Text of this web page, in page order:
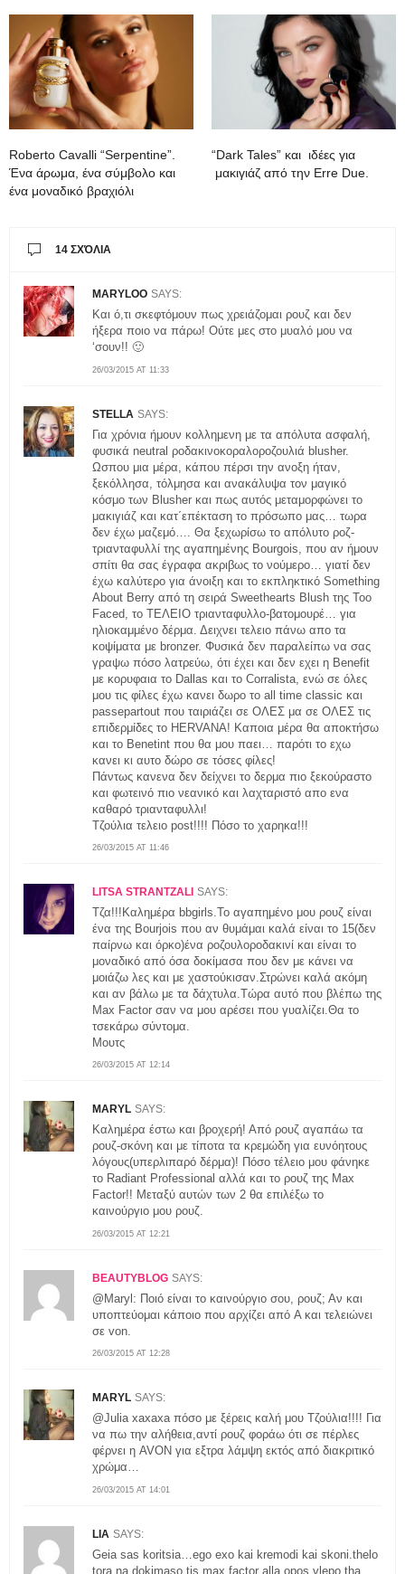
Roberto Cavalli “Serpentine”.
Ένα άρωμα, ένα σύμβολο και
ένα μοναδικό βραχιόλι
“Dark Tales” και ιδέες για
μακιγιάζ από την Erre Due.
14 ΣΧΌΛΙΑ
MARYLOO SAYS:
26/03/2015 AT 11:33
Και ό,τι σκεφτόμουν πως χρειάζομαι ρουζ και δεν
ήξερα ποιο να πάρω! Ούτε μες στο μυαλό μου να
‘σουν!! 🙂
STELLA SAYS:
26/03/2015 AT 11:46
Για χρόνια ήμουν κολλημενη με τα απόλυτα ασφαλή,
φυσικά neutral ροδακινοκοραλοροζουλιά blusher.
Ωσπου μια μέρα, κάπου πέρσι την ανοξη ήταν,
ξεκόλλησα, τόλμησα και ανακάλυψα τον μαγικό
κόσμο των Blusher και πως αυτός μεταμορφώνει το
μακιγιάζ και κατ΄επέκταση το πρόσωπο μας… τωρα
δεν έχω μαζεμό…. Θα ξεχωρίσω το απόλυτο ροζ-
τριανταφυλλί της αγαπημένης Bourgois, που αν ήμουν
σπίτι θα σας έγραφα ακριβως το νούμερο… γιατί δεν
έχω καλύτερο για άνοιξη και το εκπληκτικό Something
About Berry από τη σειρά Sweethearts Blush της Too
Faced, το ΤΕΛΕΙΟ τριανταφυλλο-βατομουρέ… για
ηλιοκαμμένο δέρμα. Δειχνει τελειο πάνω απο τα
κοψίματα με bronzer. Φυσικά δεν παραλείπω να σας
γραψω πόσο λατρεύω, ότι έχει και δεν εχει η Benefit
με κορυφαια το Dallas και το Corralista, ενώ σε όλες
μου τις φίλες έχω κανει δωρο το all time classic και
passepartout που ταιριάζει σε ΟΛΕΣ μα σε ΟΛΕΣ τις
επιδερμίδες το HERVANA! Καποια μέρα θα αποκτήσω
και το Benetint που θα μου παει… παρότι το εχω
κανει κι αυτο δώρο σε τόσες φίλες!
Πάντως κανενα δεν δείχνει το δερμα πιο ξεκούραστο
και φωτεινό πιο νεανικό και λαχταριστό απο ενα
καθαρό τριανταφυλλι!
Τζούλια τελειο post!!!! Πόσο το χαρηκα!!!
LITSA STRANTZALI SAYS:
26/03/2015 AT 12:14
Τζα!!!Καλημέρα bbgirls.Το αγαπημένο μου ρουζ είναι
ένα της Bourjois που αν θυμάμαι καλά είναι το 15(δεν
παίρνω και όρκο)ένα ροζουλοροδακινί και είναι το
μοναδικό από όσα δοκίμασα που δεν με κάνει να
μοιάζω λες και με χαστούκισαν.Στρώνει καλά ακόμη
και αν βάλω με τα δάχτυλα.Τώρα αυτό που βλέπω της
Max Factor σαν να μου αρέσει που γυαλίζει.Θα το
τσεκάρω σύντομα.
Μουτς
MARYL SAYS:
26/03/2015 AT 12:21
Καλημέρα έστω και βροχερή! Από ρουζ αγαπάω τα
ρουζ-σκόνη και με τίποτα τα κρεμώδη για ευνόητους
λόγους(υπερλιπαρό δέρμα)! Πόσο τέλειο μου φάνηκε
το Radiant Professional αλλά και το ρουζ της Max
Factor!! Μεταξύ αυτών των 2 θα επιλέξω το
καινούργιο μου ρουζ.
BEAUTYBLOG SAYS:
26/03/2015 AT 12:28
@Maryl: Ποιό είναι το καινούργιο σου, ρουζ; Αν και
υποπτεύομαι κάποιο που αρχίζει από A και τελειώνει
σε von.
MARYL SAYS:
26/03/2015 AT 14:01
@Julia xaxaxa πόσο με ξέρεις καλή μου Τζούλια!!!! Για
να πω την αλήθεια,αντί ρουζ φοράω ότι σε πέρλες
φέρνει η AVON για εξτρα λάμψη εκτός από διακριτικό
χρώμα…
LIA SAYS:
Geia sas koritsia…ego exo kai kremodi kai skoni.thelo
tora na dokimaso tis max factor alla opos vlepo tha